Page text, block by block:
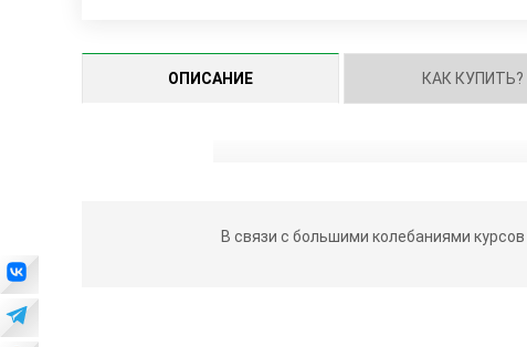
ОПИСАНИЕ КАК КУПИТЬ?
В связи с большими колебаниями